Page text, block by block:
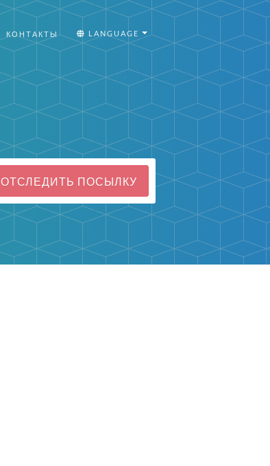
КОНТАКТЫ LANGUAGE
ОТСЛЕДИТЬ ПОСЫЛКУ